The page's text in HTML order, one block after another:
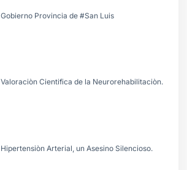
Gobierno Provincia de #San Luis
Valoraciòn Cientifica de la Neurorehabilitaciòn.
Hipertensiòn Arterial, un Asesino Silencioso.